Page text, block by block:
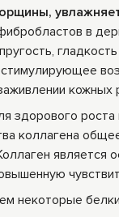
в
кожных
здорового
коллагена
некоторые